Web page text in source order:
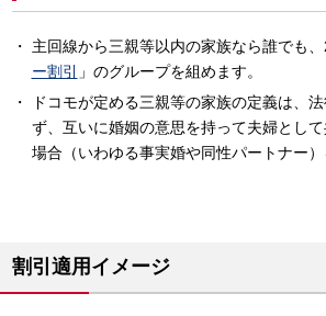
主回線から三親等以内の家族なら誰でも
ー割引
」のグループを組めます。
ドコモが定める三親等の家族の定義は、
ず、互いに婚姻の意思を持って夫婦とし
場合（いわゆる事実婚や同性パートナー）
割引適用イメージ